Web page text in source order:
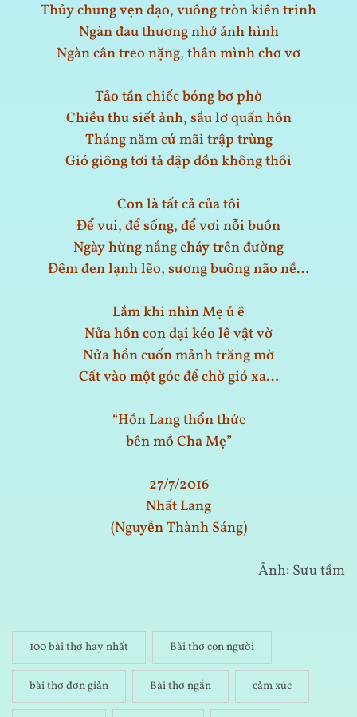
Thủy chung vẹn đạo, vuông tròn kiên trinh
Ngàn đau thương nhớ ảnh hình
Ngàn cân treo nặng, thân mình chơ vơ
Tảo tần chiếc bóng bơ phờ
Chiều thu siết ảnh, sầu lơ quấn hồn
Tháng năm cứ mãi trập trùng
Gió giông tơi tả dập dồn không thôi
Con là tất cả của tôi
Để vui, để sống, để vơi nỗi buồn
Ngày hừng nắng cháy trên đường
Đêm đen lạnh lẽo, sương buông não nề…
Lắm khi nhìn Mẹ ủ ê
Nửa hồn con dại kéo lê vật vờ
Nửa hồn cuốn mảnh trăng mờ
Cất vào một góc để chờ gió xa…
“Hồn Lang thổn thức
bên mồ Cha Mẹ”
27/7/2016
Nhất Lang
(Nguyễn Thành Sáng)
Ảnh: Sưu tầm
100 bài thơ hay nhất Bài thơ con người
bài thơ đơn giản Bài thơ ngắn cảm xúc